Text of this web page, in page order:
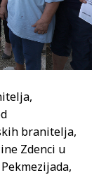
branitelja,
Zdenci u